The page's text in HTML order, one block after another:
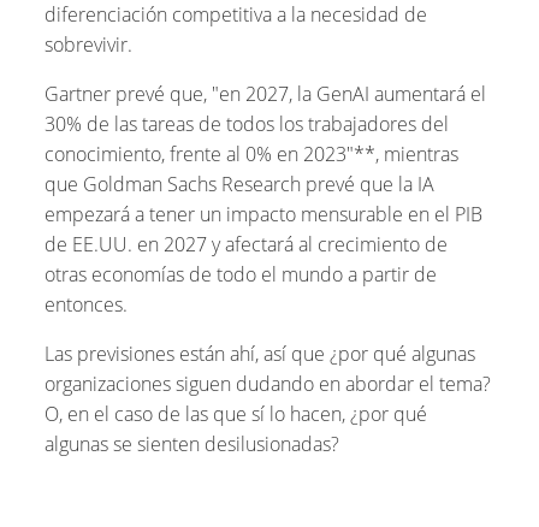
diferenciación competitiva a la necesidad de
sobrevivir.
Gartner prevé que, "en 2027, la GenAI aumentará el
30% de las tareas de todos los trabajadores del
conocimiento, frente al 0% en 2023"**, mientras
que Goldman Sachs Research prevé que la IA
empezará a tener un impacto mensurable en el PIB
de EE.UU. en 2027 y afectará al crecimiento de
otras economías de todo el mundo a partir de
entonces.
Las previsiones están ahí, así que ¿por qué algunas
organizaciones siguen dudando en abordar el tema?
O, en el caso de las que sí lo hacen, ¿por qué
algunas se sienten desilusionadas?